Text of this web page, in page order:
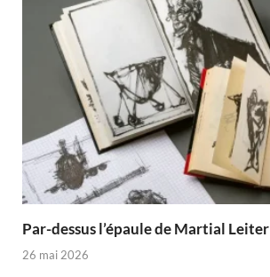
Par-dessus l’épaule de Martial Leiter
26 mai 2026